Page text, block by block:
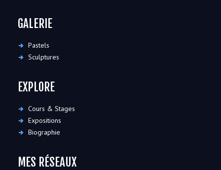
GALERIE
Pastels
Sculptures
EXPLORE
Cours & Stages
Expositions
Biographie
MES RÉSEAUX